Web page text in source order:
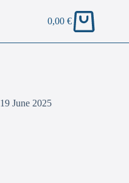
0,00€
19 June 2025